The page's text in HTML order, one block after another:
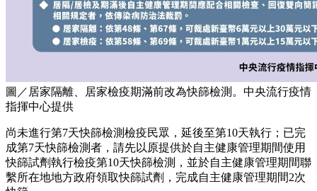
圖／居家隔離、居家檢疫期滿前改為快篩檢測。中央流行疫情
指揮中心提供
尚未進行第7天快篩檢測檢疫民眾，延後至第10天執行；已完
成第7天快篩檢測者，請先以原提供於自主健康管理期間使用
快篩試劑執行檢疫第10天快篩檢測，並於自主健康管理期間聯
繫所在地地方政府領取快篩試劑，完成自主健康管理期間2次